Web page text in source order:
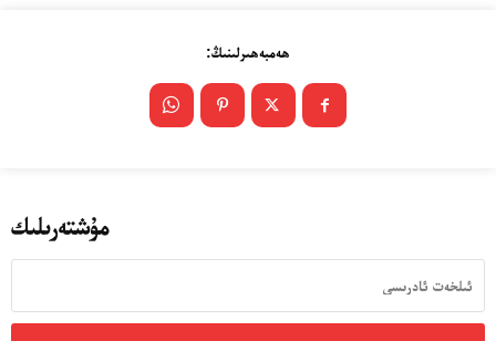
ھەمبەھىرلىنىڭ:
مۇشتەرىلىك